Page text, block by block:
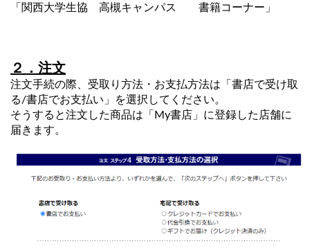
「関西大学生協 高槻キャンパス 書籍コーナー」
２．注文
注文手続の際、受取り方法・お支払方法は「書店で受け取
る/書店でお支払い」を選択してください。
そうすると注文した商品は「My書店」に登録した店舗に
届きます。